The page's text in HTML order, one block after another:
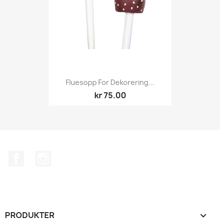
Fluesopp For Dekorering...
kr 75.00
PRODUKTER 